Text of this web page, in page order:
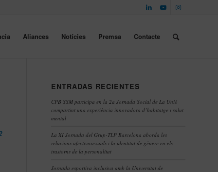
Aliances Notícies Premsa Contacte
ENTRADAS RECIENTES
CPB SSM participa en la 2a Jornada Social de La Unió
compartint una experiència innovadora d’habitatge i salut
mental
La XI Jornada del Grup-TLP Barcelona aborda les
relacions afectivosexuals i la identitat de gènere en els
trastorns de la personalitat
Jornada esportiva inclusiva amb la Universitat de